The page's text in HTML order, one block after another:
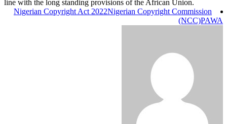
line with the long standing provisions of the African Union.
Nigerian Copyright Act 2022Nigerian Copyright Commission
(NCC)PAWA